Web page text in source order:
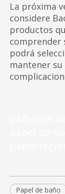
La próxima
considere
productos
comprender
podrá
mantener
Papel de baño